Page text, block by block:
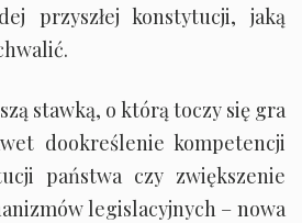
przyszłej konstytucji, jaką
stawką, o którą toczy się gra
dookreślenie kompetencji
państwa czy zwiększenie
legislacyjnych – nowa